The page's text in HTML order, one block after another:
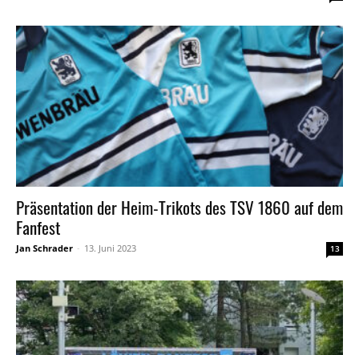
Präsentation der Heim-Trikots des TSV 1860 auf dem
Fanfest
Jan Schrader - 13. Juni 2023 13